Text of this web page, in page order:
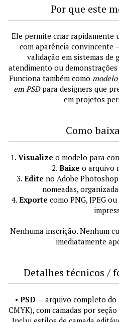
Por que este
Ele permite criar rapidamente
com aparência convincente
validação em sistemas de
atendimento ou
Funciona também como
em PSDpara designers que
em projetos
Como
1. Visualize o modelo para
2. Baixe o arquivo
3. Edite no Adobe
nomeadas,
4. Exporte como PNG, JPEG
Nenhuma inscrição. Nenhum
imediatamente
Detalhes técnicos /
• PSD — arquivo completo do
CMYK), com camadas por